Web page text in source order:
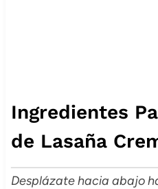
Ingredientes
de Lasaña
Desplázate hacia abajo